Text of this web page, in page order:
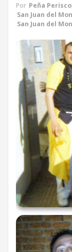
Por Peña
San Juan del
San Juan del